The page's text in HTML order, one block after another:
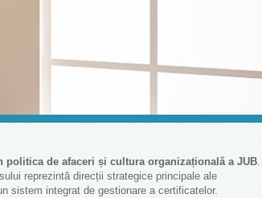
politica de afaceri și cultura organizațională a JUB.
reprezintă direcții strategice principale ale
sistem integrat de gestionare a certificatelor.